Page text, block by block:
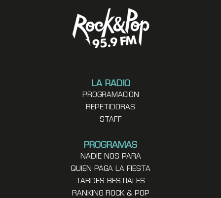
LA RADIO
PROGRAMACION
REPETIDORAS
STAFF
PROGRAMAS
NADIE NOS PARA
QUIEN PAGA LA FIESTA
TARDES BESTIALES
RANKING ROCK & POP